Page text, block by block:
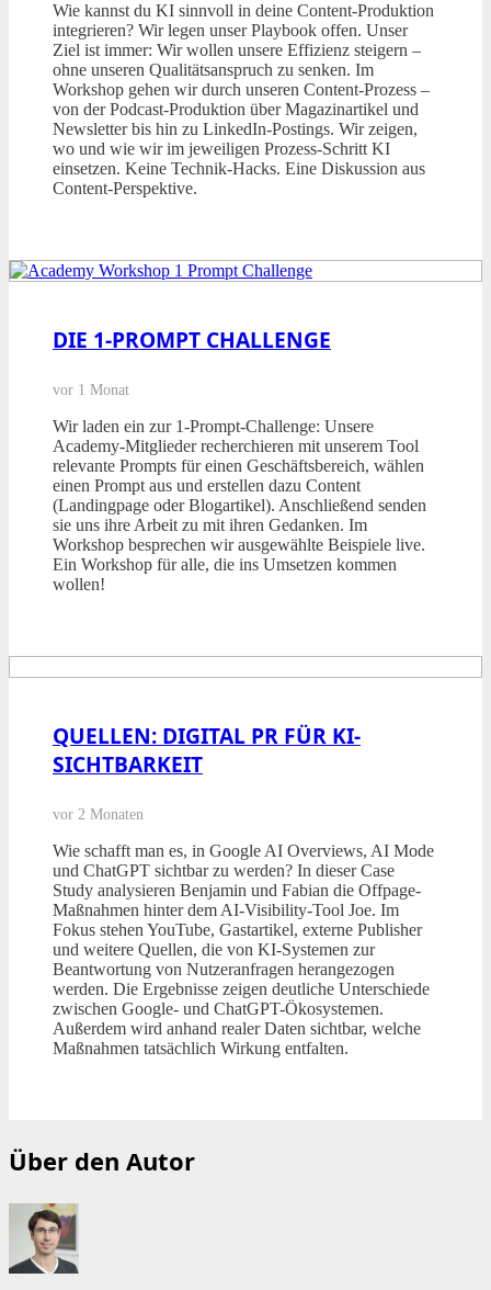
Wie kannst du KI sinnvoll in deine Content-Produktion
integrieren? Wir legen unser Playbook offen. Unser
Ziel ist immer: Wir wollen unsere Effizienz steigern –
ohne unseren Qualitätsanspruch zu senken. Im
Workshop gehen wir durch unseren Content-Prozess –
von der Podcast-Produktion über Magazinartikel und
Newsletter bis hin zu LinkedIn-Postings. Wir zeigen,
wo und wie wir im jeweiligen Prozess-Schritt KI
einsetzen. Keine Technik-Hacks. Eine Diskussion aus
Content-Perspektive.
DIE 1-PROMPT CHALLENGE
vor 1 Monat
Wir laden ein zur 1-Prompt-Challenge: Unsere
Academy-Mitglieder recherchieren mit unserem Tool
relevante Prompts für einen Geschäftsbereich, wählen
einen Prompt aus und erstellen dazu Content
(Landingpage oder Blogartikel). Anschließend senden
sie uns ihre Arbeit zu mit ihren Gedanken. Im
Workshop besprechen wir ausgewählte Beispiele live.
Ein Workshop für alle, die ins Umsetzen kommen
wollen!
QUELLEN: DIGITAL PR FÜR KI-
SICHTBARKEIT
vor 2 Monaten
Wie schafft man es, in Google AI Overviews, AI Mode
und ChatGPT sichtbar zu werden? In dieser Case
Study analysieren Benjamin und Fabian die Offpage-
Maßnahmen hinter dem AI-Visibility-Tool Joe. Im
Fokus stehen YouTube, Gastartikel, externe Publisher
und weitere Quellen, die von KI-Systemen zur
Beantwortung von Nutzeranfragen herangezogen
werden. Die Ergebnisse zeigen deutliche Unterschiede
zwischen Google- und ChatGPT-Ökosystemen.
Außerdem wird anhand realer Daten sichtbar, welche
Maßnahmen tatsächlich Wirkung entfalten.
Über den Autor